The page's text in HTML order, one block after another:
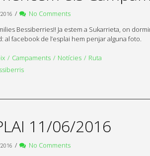
/
No Comments
Bessiberries!! Ja estem a Sukarrieta, on
al facebook de l’esplai hem penjar alguna foto.
Campaments Notícies
Ruta
11/06/2016
/
No Comments